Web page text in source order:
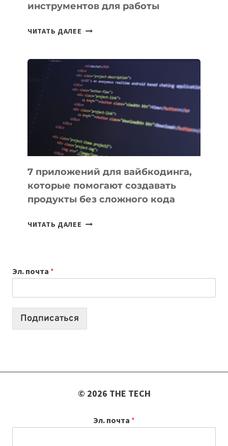
инструментов для работы
ЧИТАТЬ ДАЛЕЕ ТАСК-
ПОЛЕЗНЫХ
ИНСТРУМЕНТОВ
ДЛЯ
РАБОТЫ
7 приложений для вайбкодинга,
которые помогают создавать
продукты без сложного кода
ЧИТАТЬ ДАЛЕЕ
СОЗДАВАТЬ
ПРОДУКТЫ
Эл. почта *
Подписаться
© 2026 THE TECH
Эл. почта *